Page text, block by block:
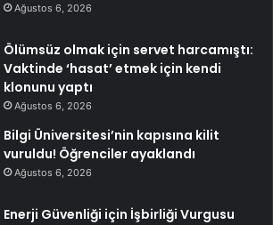
Ağustos 6, 2026
Ölümsüz olmak için servet harcamıştı:
Vaktinde ‘hasat’ etmek için kendi
klonunu yaptı
Ağustos 6, 2026
Bilgi Üniversitesi’nin kapısına kilit
vuruldu! Öğrenciler ayaklandı
Ağustos 6, 2026
Enerji Güvenliği için İşbirliği Vurgusu